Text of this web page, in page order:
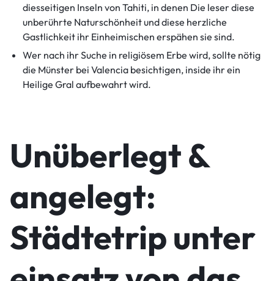
diesseitigen Inseln von Tahiti, in denen Die leser diese
unberührte Naturschönheit und diese herzliche
Gastlichkeit ihr Einheimischen erspähen sie sind.
Wer nach ihr Suche in religiösem Erbe wird, sollte nötig
die Münster bei Valencia besichtigen, inside ihr ein
Heilige Gral aufbewahrt wird.
Unüberlegt &
angelegt:
Städtetrip unter